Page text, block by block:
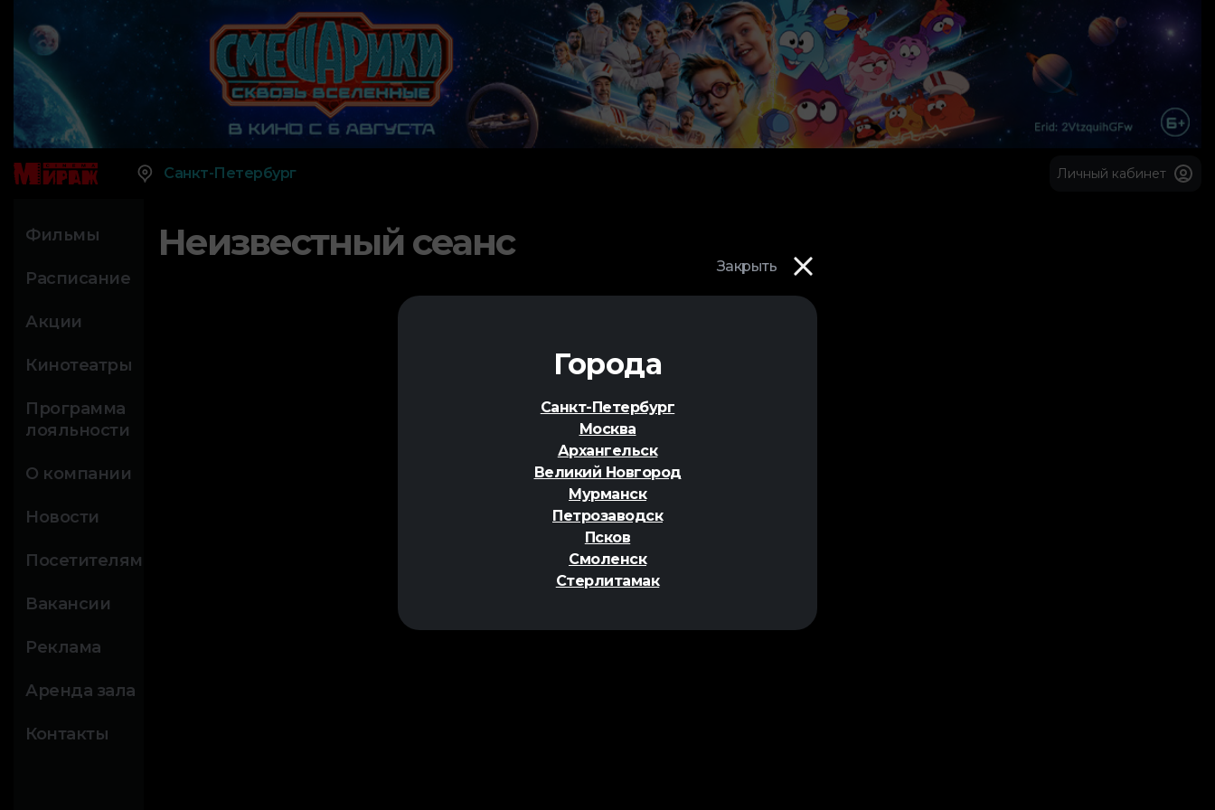
Закрыть
Города
Санкт-Петербург
Москва
Архангельск
Великий Новгород
Мурманск
Петрозаводск
Псков
Смоленск
Стерлитамак
Санкт-Петербург Личный кабинет
Фильмы
Расписание
Акции
Кинотеатры
Программа
лояльности
О компании
Новости
Посетителям
Вакансии
Реклама
Аренда зала
Контакты
Неизвестный сеанс